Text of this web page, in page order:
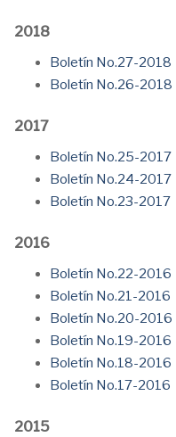
2018
Boletín No.27-2018
Boletín No.26-2018
2017
Boletín No.25-2017
Boletín No.24-2017
Boletín No.23-2017
2016
Boletín No.22-2016
Boletín No.21-2016
Boletín No.20-2016
Boletín No.19-2016
Boletín No.18-2016
Boletín No.17-2016
2015